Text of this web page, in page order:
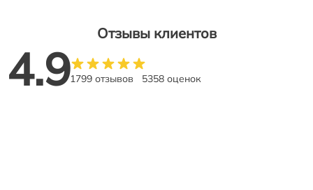
Отзывы клиентов
4.91799 отзывов 5358 оценок